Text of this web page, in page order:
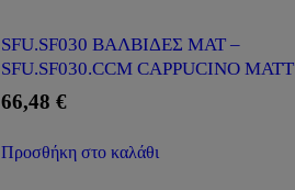
SFU.SF030 ΒΑΛΒΙΔΕΣ ΜΑΤ –
SFU.SF030.CCM CAPPUCINO MATT
66,48 €
Προσθήκη στο καλάθι